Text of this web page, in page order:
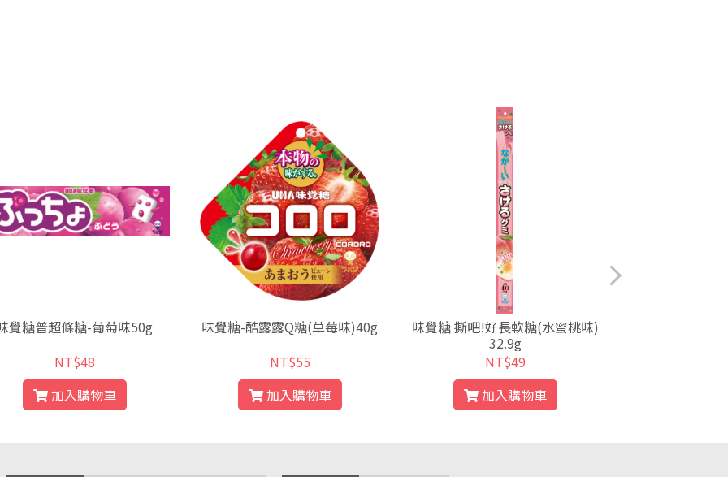
覺糖普超條糖-葡萄味50g
NT$48
加入購物車
味覺糖-酷露露Q糖(草莓味)40g
NT$55
加入購物車
味覺糖 撕吧!好長軟糖(水蜜桃味)
32.9g
NT$49
加入購物車